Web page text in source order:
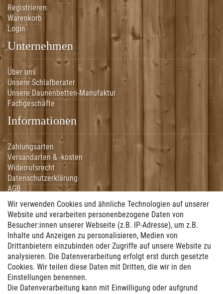
Wir verwenden Cookies und ähnliche Technologien auf unserer
Website und verarbeiten personenbezogene Daten von
Besucher:innen unserer Webseite (z.B. IP-Adresse), um z.B.
Inhalte und Anzeigen zu personalisieren, Medien von
Drittanbietern einzubinden oder Zugriffe auf unsere Website zu
analysieren. Die Datenverarbeitung erfolgt erst durch gesetzte
Cookies. Wir teilen diese Daten mit Dritten, die wir in den
Einstellungen benennen.
Die Datenverarbeitung kann mit Einwilligung oder aufgrund
Registrieren
Warenkorb
Login
Unternehmen
Über uns
Unsere Schlafberater
Unsere Daunenbetten-Manufaktur
Fachgeschäfte
Informationen
Zahlungsarten
Versandarten & -kosten
Widerrufsrecht
Datenschutzerklärung
AGB
Impressum
Hilfe
Vertrag widerrufen
Zahlung
Wir bieten Ihnen folgende Zahlungsmöglichkeiten: